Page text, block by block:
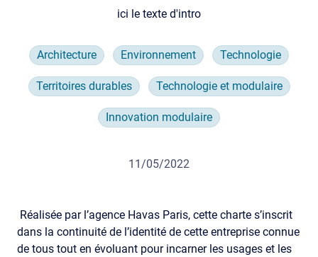
ici le texte d'intro
Architecture Environnement Technologie
Territoires durables Technologie et modulaire
Innovation modulaire
11/05/2022
Réalisée par l’agence Havas Paris, cette charte s’inscrit
dans la continuité de l’identité de cette entreprise connue
de tous tout en évoluant pour incarner les usages et les